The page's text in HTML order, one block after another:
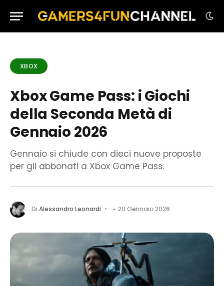
XBOX
Xbox Game Pass: i Giochi
della Seconda Metà di
Gennaio 2026
Gennaio si chiude con dieci nuove proposte
per gli abbonati a Xbox Game Pass.
Di Alessandro Leonardi 20 Gennaio 2026